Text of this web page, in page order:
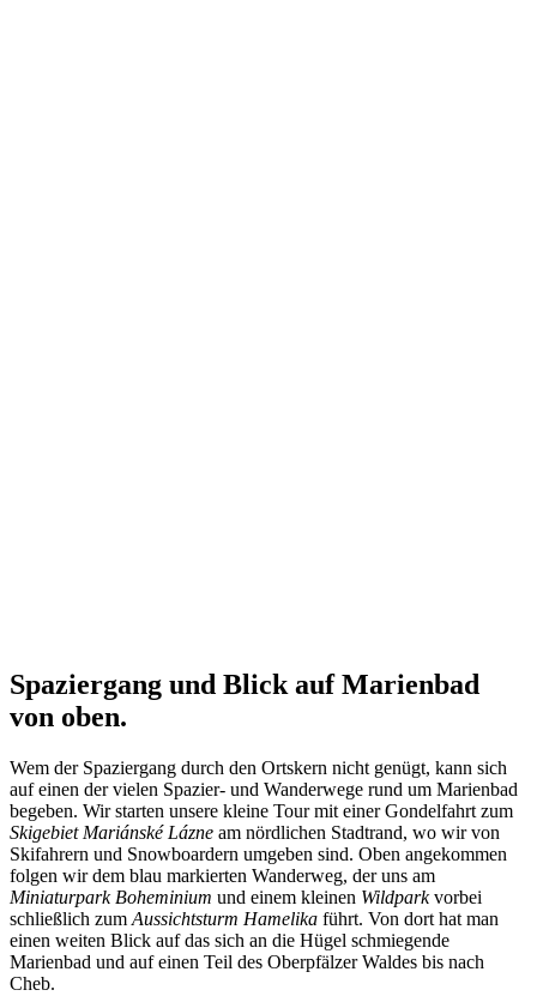
Spaziergang und Blick auf Marienbad
von oben.
Wem der Spaziergang durch den Ortskern nicht genügt, kann sich
auf einen der vielen Spazier- und Wanderwege rund um Marienbad
begeben. Wir starten unsere kleine Tour mit einer Gondelfahrt zum
Skigebiet Mariánské Lázne am nördlichen Stadtrand, wo wir von
Skifahrern und Snowboardern umgeben sind. Oben angekommen
folgen wir dem blau markierten Wanderweg, der uns am
Miniaturpark Boheminium und einem kleinen Wildparkvorbei
schließlich zum Aussichtsturm Hamelika führt. Von dort hat man
einen weiten Blick auf das sich an die Hügel schmiegende
Marienbad und auf einen Teil des Oberpfälzer Waldes bis nach
Cheb.